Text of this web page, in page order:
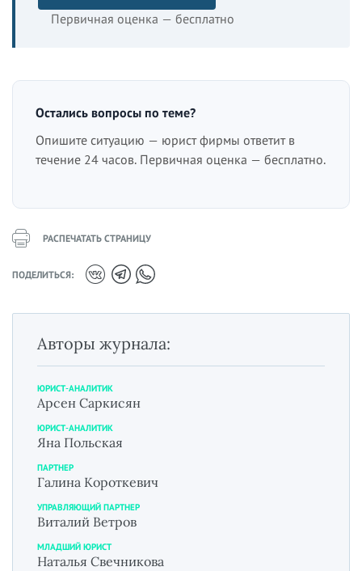
Первичная оценка — бесплатно
Остались вопросы по теме?
Опишите ситуацию — юрист фирмы ответит в
течение 24 часов. Первичная оценка — бесплатно.
РАСПЕЧАТАТЬ СТРАНИЦУ
ПОДЕЛИТЬСЯ:
Авторы журнала:
ЮРИСТ-АНАЛИТИК
Арсен Саркисян
ЮРИСТ-АНАЛИТИК
Яна Польская
ПАРТНЕР
Галина Короткевич
УПРАВЛЯЮЩИЙ ПАРТНЕР
Виталий Ветров
МЛАДШИЙ ЮРИСТ
Наталья Свечникова